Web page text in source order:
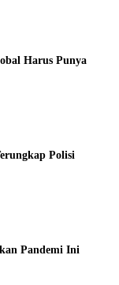
Harus Punya
Polisi
Pandemi Ini